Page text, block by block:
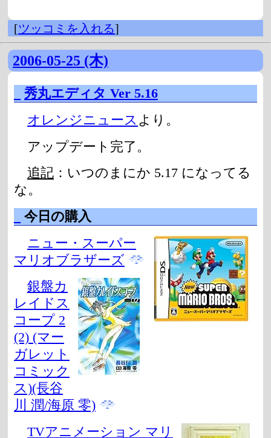
[ツッコミを入れる]
2006-05-25 (木)
秀丸エディタ Ver 5.16
オレンジニュース より。
アップデート完了。
追記 ：いつのまにか 5.17 になってる
な。
今日の購入
ニュー・スーパー
マリオブラザーズ
銀盤カ
レイドス
コープ 2
(2) (マー
ガレット
コミック
ス)(長谷
川 潤/海原 零)
TVアニメーション マリ